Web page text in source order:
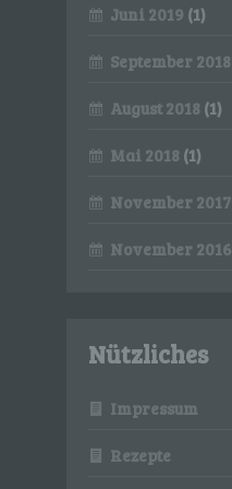
Juni 2019 (1)
September 2018
August 2018 (1)
Mai 2018 (1)
November 2017
November 2016
Nützliches
Impressum
Rezepte